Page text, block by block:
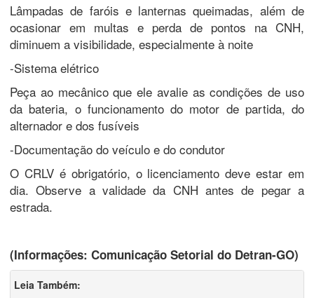
Lâmpadas de faróis e lanternas queimadas, além de
ocasionar em multas e perda de pontos na CNH,
diminuem a visibilidade, especialmente à noite
-Sistema elétrico
Peça ao mecânico que ele avalie as condições de uso
da bateria, o funcionamento do motor de partida, do
alternador e dos fusíveis
-Documentação do veículo e do condutor
O CRLV é obrigatório, o licenciamento deve estar em
dia. Observe a validade da CNH antes de pegar a
estrada.
(Informações: Comunicação Setorial do Detran-GO)
Leia Também: